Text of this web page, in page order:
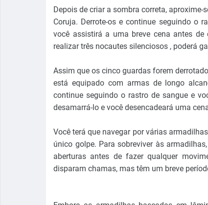
Depois de criar a sombra correta, aproxime-
Coruja. Derrote-os e continue seguindo o
você assistirá a uma breve cena antes
realizar três nocautes silenciosos , poderá
Assim que os cinco guardas forem
está equipado com armas de longo
continue seguindo o rastro de sangue e
desamarrá-lo e você desencadeará uma
Você terá que navegar por várias
único golpe. Para sobreviver às
aberturas antes de fazer qualquer
disparam chamas, mas têm um breve